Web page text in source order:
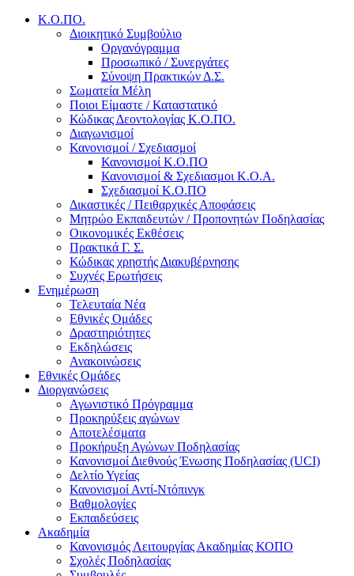
Κ.Ο.ΠΟ.
Διοικητικό Συμβούλιο
Οργανόγραμμα
Προσωπικό / Συνεργάτες
Σύνοψη Πρακτικών Δ.Σ.
Σωματεία Μέλη
Ποιοι Είμαστε / Καταστατικό
Κώδικας Δεοντολογίας Κ.Ο.ΠΟ.
Διαγωνισμοί
Κανονισμοί / Σχεδιασμοί
Κανονισμοί Κ.Ο.ΠΟ
Κανονισμοί & Σχεδιασμοι Κ.Ο.Α.
Σχεδιασμοί Κ.Ο.ΠΟ
Δικαστικές / Πειθαρχικές Αποφάσεις
Μητρώο Εκπαιδευτών / Προπονητών Ποδηλασίας
Οικονομικές Εκθέσεις
Πρακτικά Γ. Σ.
Κώδικας χρηστής Διακυβέρνησης
Συχνές Ερωτήσεις
Ενημέρωση
Τελευταία Νέα
Εθνικές Ομάδες
Δραστηριότητες
Εκδηλώσεις
Ανακοινώσεις
Εθνικές Ομάδες
Διοργανώσεις
Αγωνιστικό Πρόγραμμα
Προκηρύξεις αγώνων
Αποτελέσματα
Προκήρυξη Αγώνων Ποδηλασίας
Κανονισμοί Διεθνούς Ένωσης Ποδηλασίας (UCI)
Δελτίο Υγείας
Κανονισμοί Αντί-Ντόπινγκ
Βαθμολογίες
Εκπαιδεύσεις
Ακαδημία
Κανονισμός Λειτουργίας Ακαδημίας ΚΟΠΟ
Σχολές Ποδηλασίας